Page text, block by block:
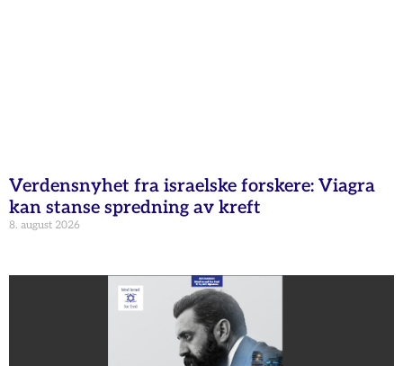
Verdensnyhet fra israelske forskere: Viagra
kan stanse spredning av kreft
8. august 2026